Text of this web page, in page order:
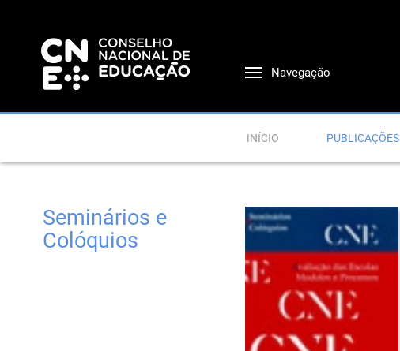
Navegação
INÍCIO PUBLICAÇÕES
Seminários e
Colóquios